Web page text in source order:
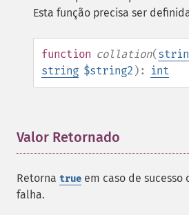
Esta função precisa ser
function collation(
string $string2 ): int
Valor Retornado
Retorna true em caso de sucesso
falha.